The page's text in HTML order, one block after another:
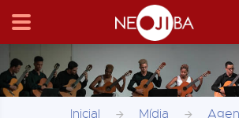
Inicial Mídia